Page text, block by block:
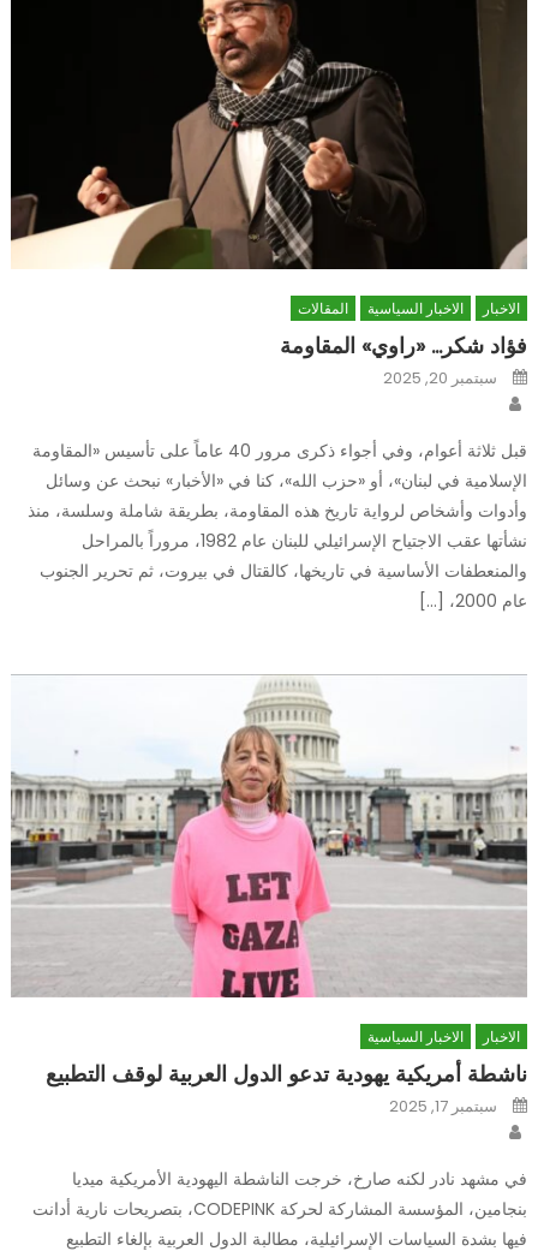
الاخبار الاخبار السياسية المقالات
فؤاد شكر… «راوي» المقاومة
Posted
onسبتمبر 20, 2025
قبل ثلاثة أعوام، وفي أجواء ذكرى مرور 40 عاماً على تأسيس «المقاومة
الإسلامية في لبنان»، أو «حزب الله»، كنا في «الأخبار» نبحث عن وسائل
وأدوات وأشخاص لرواية تاريخ هذه المقاومة، بطريقة شاملة وسلسة، منذ
نشأتها عقب الاجتياح الإسرائيلي للبنان عام 1982، مروراً بالمراحل
والمنعطفات الأساسية في تاريخها، كالقتال في بيروت، ثم تحرير الجنوب
عام 2000، […]
الاخبار الاخبار السياسية
ناشطة أمريكية يهودية تدعو الدول العربية لوقف التطبيع
Posted
onسبتمبر 17, 2025
في مشهد نادر لكنه صارخ، خرجت الناشطة اليهودية الأمريكية ميديا
بنجامين، المؤسسة المشاركة لحركة CODEPINK، بتصريحات نارية أدانت
فيها بشدة السياسات الإسرائيلية، مطالبة الدول العربية بإلغاء التطبيع